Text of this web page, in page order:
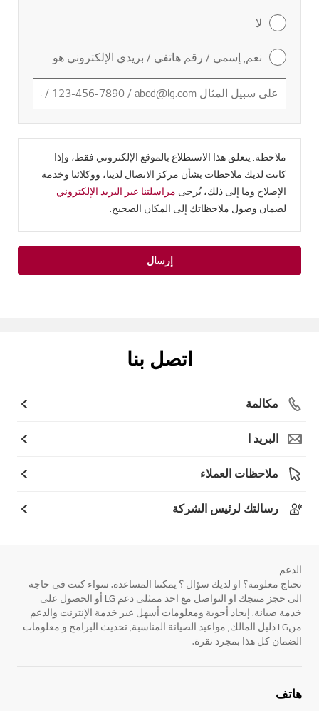
لا
نعم, إسمي / رقم هاتفي / بريدي الإلكتروني هو
ملاحظة: يتعلق هذا الاستطلاع بالموقع الإلكتروني فقط، وإذا
كانت لديك ملاحظات بشأن مركز الاتصال لدينا، ووكلائنا وخدمة
الإصلاح وما إلى ذلك، يُرجى مراسلتنا عبر البريد الإلكتروني
لضمان وصول ملاحظاتك إلى المكان الصحيح.
إرسال
اتصل بنا
مكالمة
البريد ا
ملاحظات العملاء
رسالتك لرئيس الشركة
الدعم
تحتاج معلومة؟ او لديك سؤال ؟ يمكننا المساعدة. سواء كنت فى حاجة
الى حجز منتجك او التواصل مع احد ممثلى دعم LG أو الحصول على
خدمة صيانة. إيجاد أجوبة ومعلومات أسهل عبر خدمة الإنترنت والدعم
منLG دليل المالك, مواعيد الصيانة المناسبة, تحديث البرامج و معلومات
الضمان كل هذا بمجرد نقرة.
هاتف